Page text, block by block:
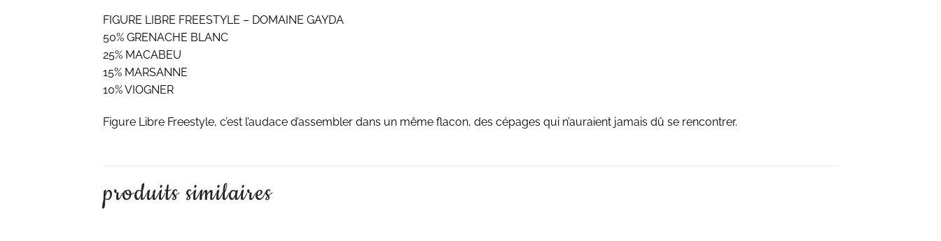
FIGURE LIBRE FREESTYLE – DOMAINE GAYDA
50% GRENACHE BLANC
25% MACABEU
15% MARSANNE
10% VIOGNER
Figure Libre Freestyle, c’est l’audace d’assembler dans un même flacon, des cépages qui n’auraient jamais dû se rencontrer.
produits similaires